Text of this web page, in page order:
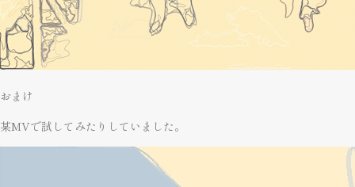
おまけ
某MVで試してみたりしていました。